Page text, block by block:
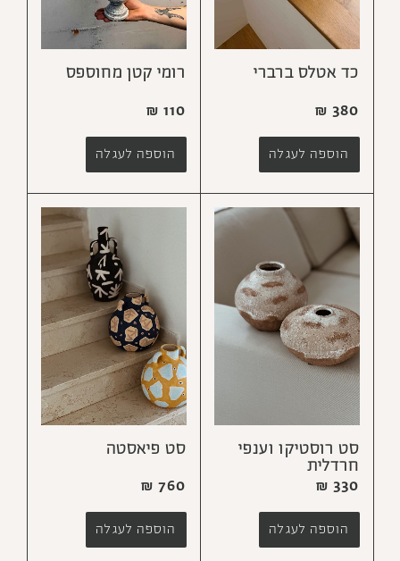
כד אטלס ברברי
₪ 380
הוספה לעגלה
רומי קטן מחוספס
₪ 110
הוספה לעגלה
סט רוסטיקו וענפי
חרדלית
₪ 330
הוספה לעגלה
סט פיאסטה
₪ 760
הוספה לעגלה